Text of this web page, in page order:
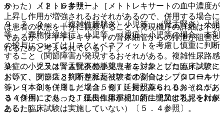
かった）〔２．６参照〕。
９．７．２． 〈複雑性膀胱炎〉小児等、〈腎盂腎炎〉小児
等、〈嚢胞性線維症〉小児等、〈炭疽〉小児等の場合、本剤
の投与についてはリスクとベネフィットを考慮し慎重に判断
すること（関節障害が発現するおそれがある。複雑性尿路感
染症の小児又は腎盂腎炎の小児患者を対象とした臨床試験に
おいて、関節症と判断された被験者の割合はシプロフロキサ
シン９．３％（３１／３３５例）、対照薬６．０％（２１／
３４９例）であった。低出生体重児、新生児又は乳児を対象
とした臨床試験は実施していない）〔５．４参照〕。
８）． メトトレキサート［メトトレキサートの血中濃度が
上昇し作用が増強されるおそれがあるので、併用する場合に
は患者の状態を十分に観察すること（発現機序の詳細は不明
であるが、メトトレキサートの腎尿細管からの排泄が阻害さ
れるためと考えられている）］。
９）． クラス１Ａ抗不整脈薬（キニジン、プロカインアミ
ド等）、クラス３抗不整脈薬（アミオダロン、ソタロール
等）［本剤を併用した場合、ＱＴ延長がみられるおそれがあ
る（併用により、ＱＴ延長作用が相加的に増加するおそれが
ある）］。